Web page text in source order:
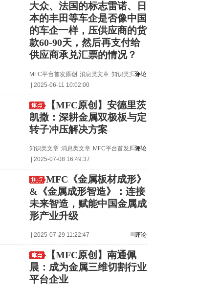
大众、法国的标志雷诺、日
本的丰田等车企是否像中国
的车企一样，压供应商的货
款60-90天，然后再支付给
供应商承兑汇票的情况？
MFC平台首发原创 消息类文章 知识类文章
| 2025-06-11 10:02:00
评论
【MFC原创】安德里茨
凯撒：深耕金属双极板与定
转子冲压解决方案
知识类文章 消息类文章 MFC平台首发原创
| 2025-07-08 16:49:37
评论
MFC《金属板材成形》
&《金属成形智造》：连接
未来智造，赋能中国金属成
形产业升级
| 2025-07-29 11:22:47 评论
【MFC原创】南通佩
晨：成为金属三维切割行业
平台企业